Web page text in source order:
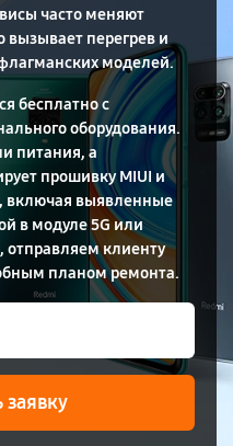
часто меняют
вызывает перегрев и
моделей.
бесплатно с
оборудования.
питания, а
прошивку MIUI и
включая выявленные
в модуле 5G или
клиенту
планом ремонта.
заявку